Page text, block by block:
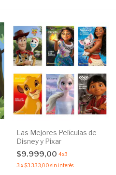
Las Mejores Películas de
Disney y Pixar
$9.999,00 4x3
3 x$3.333,00 sin interés